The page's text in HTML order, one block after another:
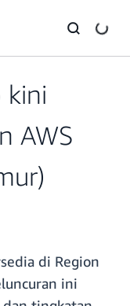
kini
AWS
di Region
ini